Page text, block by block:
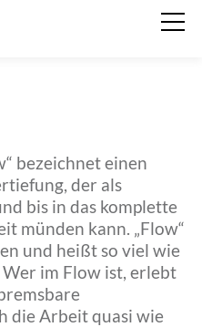
bezeichnet einen
der als
bis in das komplette
münden kann. „Flow“
und heißt so viel wie
im Flow ist, erlebt
die Arbeit quasi wie